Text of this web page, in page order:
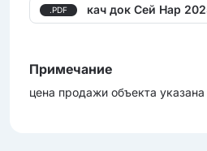
.PDF кач док Сей Нар
Примечание
цена продажи объекта